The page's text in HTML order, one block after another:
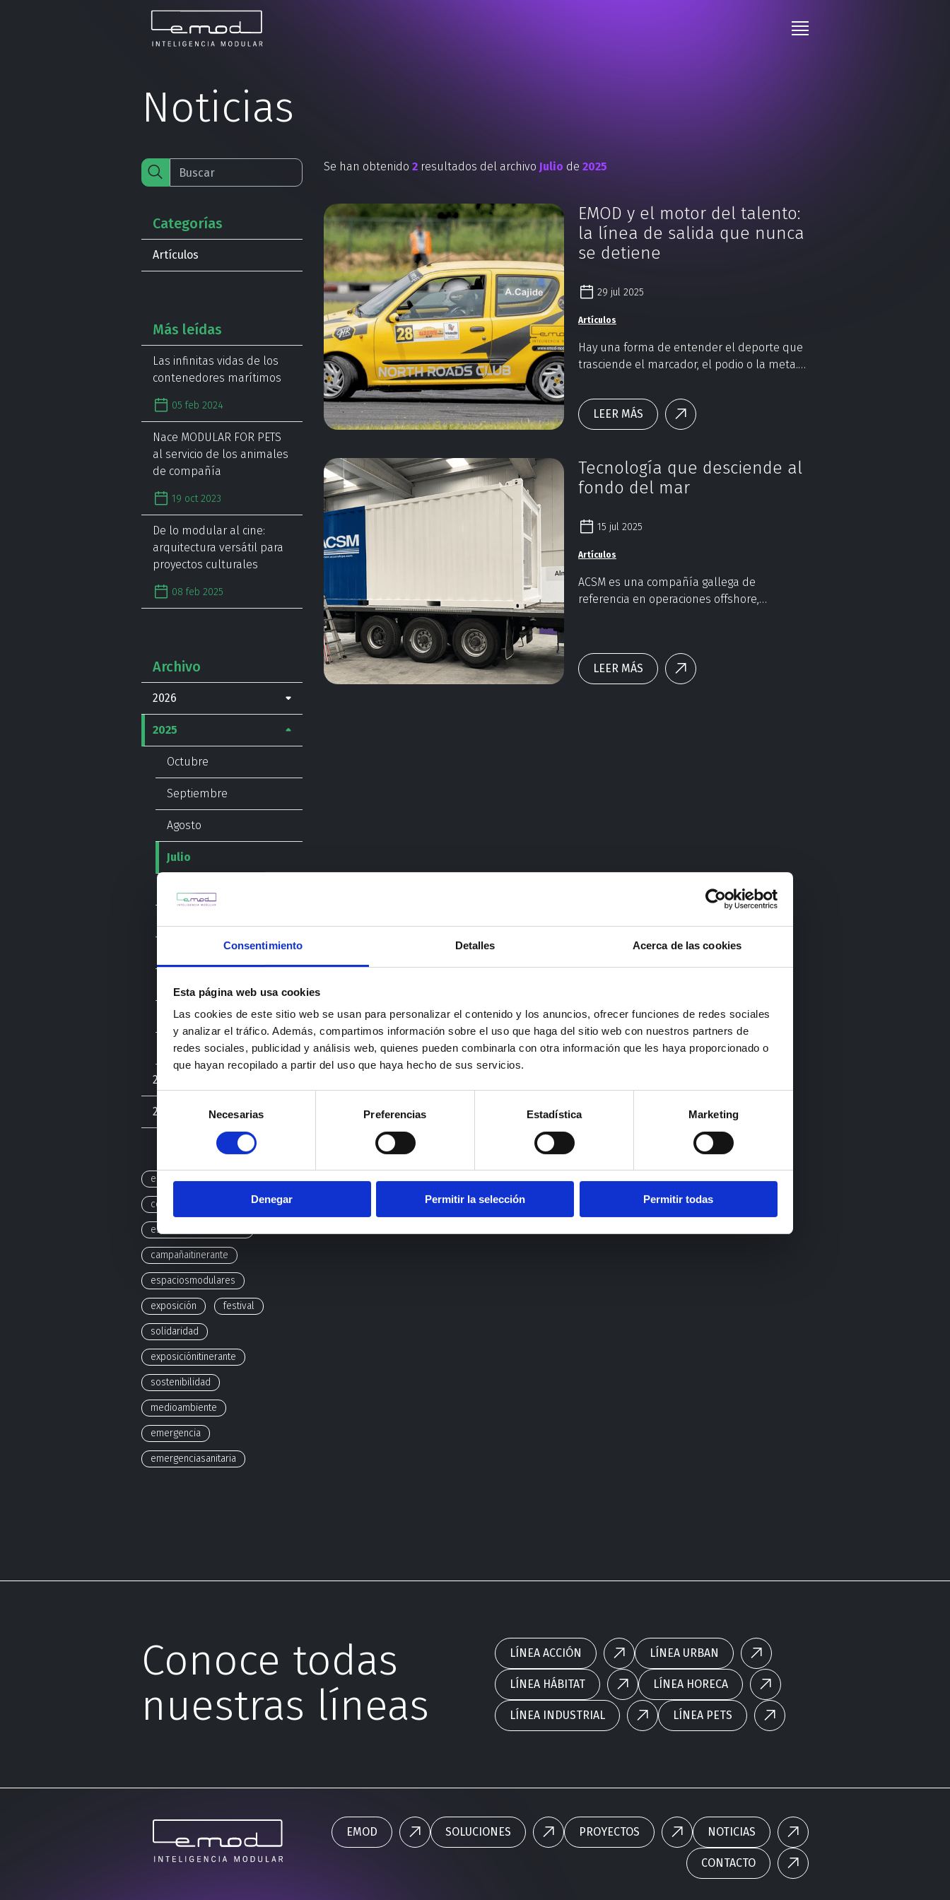
Consentimiento Detalles Acerca de las cookies
Esta página web usa cookies
Las cookies de este sitio web se usan para personalizar el contenido y los anuncios, ofrecer funciones de redes sociales
y analizar el tráfico. Además, compartimos información sobre el uso que haga del sitio web con nuestros partners de
redes sociales, publicidad y análisis web, quienes pueden combinarla con otra información que les haya proporcionado o
que hayan recopilado a partir del uso que haya hecho de sus servicios.
Selección
de
consentimiento
Necesarias Preferencias Estadística Marketing
Denegar Permitir la selección Permitir todas
Noticias
Categorías
Artículos
Más leídas
Las infinitas vidas de los
contenedores marítimos
05 feb 2024
Nace MODULAR FOR PETS
al servicio de los animales
de compañía
19 oct 2023
De lo modular al cine:
arquitectura versátil para
proyectos culturales
08 feb 2025
Archivo
2026
2025
Octubre
Septiembre
Agosto
Julio
Febrero
Enero
2024
2023
emod arquitecturamodular
contenedoresmarítimos
estructurasmodulares
campañaitinerante
espaciosmodulares
exposición festival
solidaridad
exposiciónitinerante
sostenibilidad
medioambiente
emergencia
emergenciasanitaria
Se han obtenido 2 resultados del archivo Julio de 2025
EMOD y el motor del talento:
la línea de salida que nunca
se detiene
29 jul 2025
Artículos
Hay una forma de entender el deporte que
trasciende el marcador, el podio o la meta.
cerradas y calles mojadas. Una apuesta que
une velocidad, resistencia y estrategia.
LEER MÁS
Tecnología que desciende al
fondo del mar
15 jul 2025
Artículos
ACSM es una compañía gallega de
referencia en operaciones offshore,
energía y telecomunicaciones. Su campo de
acción no se limita a la superficie
LEER MÁS
Conoce todas
nuestras líneas
LÍNEA ACCIÓN LÍNEA URBAN
LÍNEA HÁBITAT LÍNEA HORECA
LÍNEA INDUSTRIAL LÍNEA PETS
EMOD SOLUCIONES PROYECTOS NOTICIAS
CONTACTO